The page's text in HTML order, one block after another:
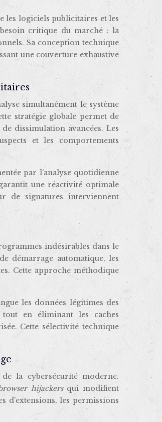
les logiciels publicitaires et les
critique du marché : la
Sa conception technique
une couverture exhaustive
simultanément le système
stratégie globale permet de
dissimulation avancées. Les
et les comportements
par l’analyse quotidienne
une réactivité optimale
de signatures interviennent
indésirables dans le
démarrage automatique, les
Cette approche méthodique
les données légitimes des
tout en éliminant les caches
Cette sélectivité technique
la cybersécurité moderne.
hijackers qui modifient
d’extensions, les permissions